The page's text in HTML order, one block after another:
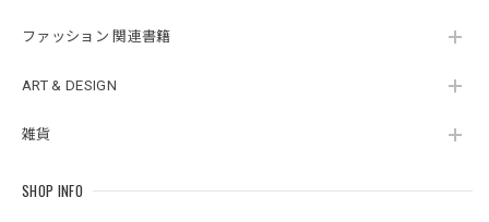
ファッション 関連書籍
ART & DESIGN
雑貨
SHOP INFO